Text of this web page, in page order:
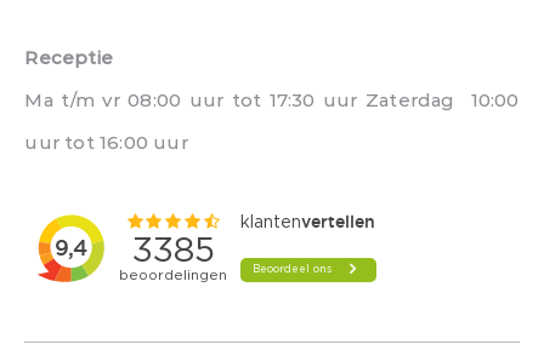
Receptie
Ma t/m vr 08:00 uur tot 17:30 uur Zaterdag 10:00
uur tot 16:00 uur